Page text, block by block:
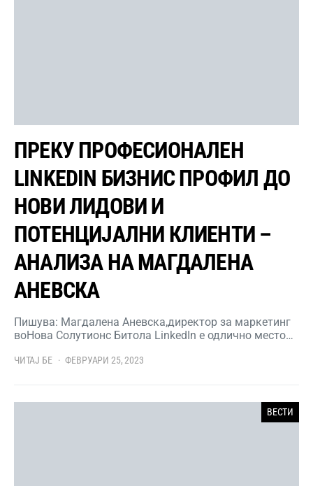
ПРЕКУ ПРОФЕСИОНАЛЕН
LINKEDIN БИЗНИС ПРОФИЛ ДО
НОВИ ЛИДОВИ И
ПОТЕНЦИЈАЛНИ КЛИЕНТИ –
АНАЛИЗА НА МАГДАЛЕНА
АНЕВСКА
Пишува: Магдалена Аневска,директор за маркетинг
воНова Солутионс Битола LinkedIn е одлично место…
ЧИТАЈ БЕ ФЕВРУАРИ 25, 2023
ВЕСТИ